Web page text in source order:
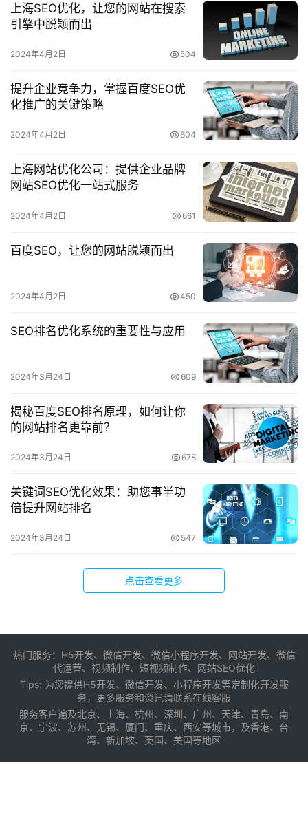
上海SEO优化，让您的网站在搜索
引擎中脱颖而出
2024年4月2日 504
提升企业竞争力，掌握百度SEO优
化推广的关键策略
2024年4月2日 604
上海网站优化公司：提供企业品牌
网站SEO优化一站式服务
2024年4月2日 661
百度SEO，让您的网站脱颖而出
2024年4月2日 450
SEO排名优化系统的重要性与应用
2024年3月24日 609
揭秘百度SEO排名原理，如何让你
的网站排名更靠前？
2024年3月24日 678
关键词SEO优化效果：助您事半功
倍提升网站排名
2024年3月24日 547
点击查看更多
热门服务：H5开发、微信开发、微信小程序开发、网站开发、微信
代运营、视频制作、短视频制作、网站SEO优化
Tips: 为您提供H5开发、 微信开发、 小程序开发等定制化开发服
务，更多服务和资讯请联系在线客服
服务客户遍及北京、 上海、 杭州、 深圳、 广州、 天津、 青島、 南
京、 宁波、 苏州、 无锡、 厦门、 重庆、 西安等城市，及香港、 台
湾、 新加坡、英国、美国等地区